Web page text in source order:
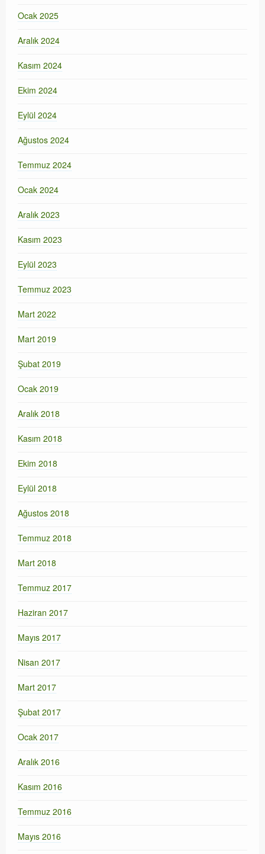
Ocak 2025
Aralık 2024
Kasım 2024
Ekim 2024
Eylül 2024
Ağustos 2024
Temmuz 2024
Ocak 2024
Aralık 2023
Kasım 2023
Eylül 2023
Temmuz 2023
Mart 2022
Mart 2019
Şubat 2019
Ocak 2019
Aralık 2018
Kasım 2018
Ekim 2018
Eylül 2018
Ağustos 2018
Temmuz 2018
Mart 2018
Temmuz 2017
Haziran 2017
Mayıs 2017
Nisan 2017
Mart 2017
Şubat 2017
Ocak 2017
Aralık 2016
Kasım 2016
Temmuz 2016
Mayıs 2016